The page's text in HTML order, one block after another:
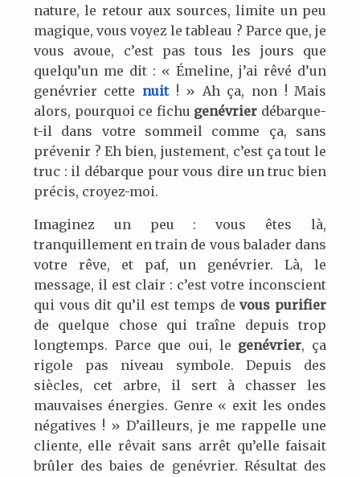
nature, le retour aux sources, limite un peu
magique, vous voyez le tableau ? Parce que, je
vous avoue, c’est pas tous les jours que
quelqu’un me dit : « Émeline, j’ai rêvé d’un
genévrier cette nuit! » Ah ça, non ! Mais
alors, pourquoi ce fichu genévrier débarque-
t-il dans votre sommeil comme ça, sans
prévenir ? Eh bien, justement, c’est ça tout le
truc : il débarque pour vous dire un truc bien
précis, croyez-moi.
Imaginez un peu : vous êtes là,
tranquillement en train de vous balader dans
votre rêve, et paf, un genévrier. Là, le
message, il est clair : c’est votre inconscient
qui vous dit qu’il est temps devous purifier
de quelque chose qui traîne depuis trop
longtemps. Parce que oui, le genévrier, ça
rigole pas niveau symbole. Depuis des
siècles, cet arbre, il sert à chasser les
mauvaises énergies. Genre « exit les ondes
négatives ! » D’ailleurs, je me rappelle une
cliente, elle rêvait sans arrêt qu’elle faisait
brûler des baies de genévrier. Résultat des